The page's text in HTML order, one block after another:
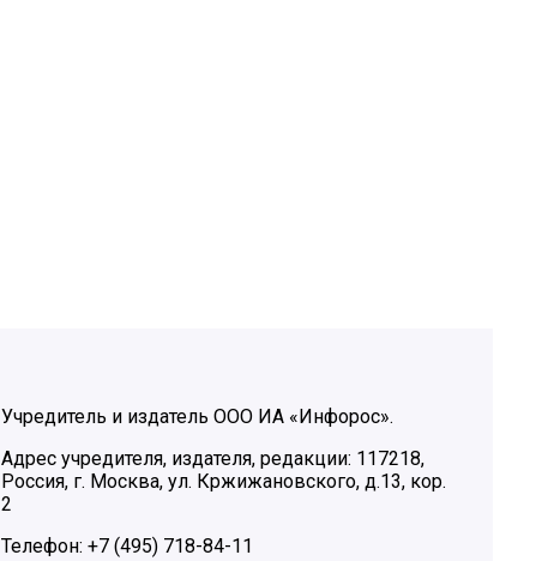
Учредитель и издатель ООО ИА «Инфорос».
Адрес учредителя, издателя, редакции: 117218,
Россия, г. Москва, ул. Кржижановского, д.13, кор.
2
Телефон: +7 (495) 718-84-11